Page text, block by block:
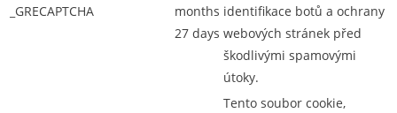
_GRECAPTCHA
months
27 days
identifikace botů a ochrany
webových stránek před
škodlivými spamovými
útoky.
Tento soubor cookie,